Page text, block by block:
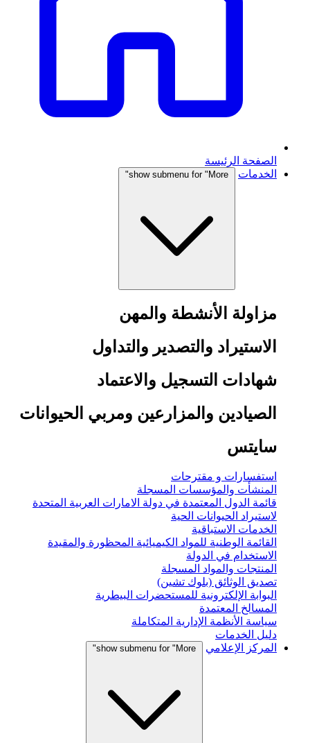
الصفحة الرئيسة
الخدمات
show submenu for "More"
مزاولة الأنشطة والمهن
الاستيراد والتصدير والتداول
شهادات التسجيل والاعتماد
الصيادين والمزارعين ومربي الحيوانات
سايتس
استفسارات و مقترحات
المنشأت والمؤسسات المسجلة
قائمة الدول المعتمدة في دولة الامارات العربية المتحدة
لاستيراد الحيوانات الحية
الخدمات الاستباقية
القائمة الوطنية للمواد الكيميائية المحظورة والمقيدة
الاستخدام في الدولة
المنتجات والمواد المسجلة
تصديق الوثائق (بلوك تشين)
البوابة الإلكترونية للمستحضرات البيطرية
المسالخ المعتمدة
سياسة الأنظمة الإدارية المتكاملة
دليل الخدمات
المركز الإعلامي
show submenu for "More"